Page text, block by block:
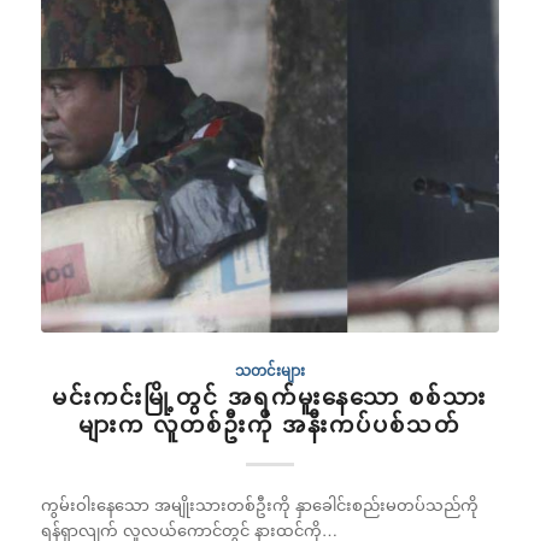
သတင်းများ
မင်းကင်းမြို့တွင် အရက်မူးနေသော စစ်သား
များက လူတစ်ဦးကို အနီးကပ်ပစ်သတ်
ကွမ်းဝါးနေသော အမျိုးသားတစ်ဦးကို နှာခေါင်းစည်းမတပ်သည်ကို
ရန်ရှာလျက် လူလယ်ကောင်တွင် နားထင်ကို…